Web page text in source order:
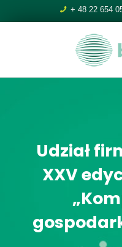
+ 48 22 654
Udział
XXV